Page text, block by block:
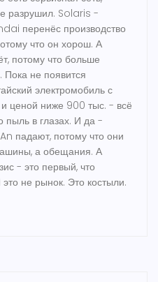
разрушил. Solaris -
перенёс производство
что он хорош. А
потому что больше
Пока не появится
электромобиль с
и ценой ниже 900 тыс. - всё
пыль в глазах. И да -
падают, потому что они
а обещания. А
- это первый, что
не рынок. Это костыли.